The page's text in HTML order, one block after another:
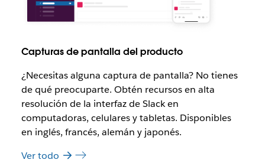
Capturas de pantalla del producto
¿Necesitas alguna captura de pantalla? No tienes
de qué preocuparte. Obtén recursos en alta
resolución de la interfaz de Slack en
computadoras, celulares y tabletas. Disponibles
en inglés, francés, alemán y japonés.
Ver todo